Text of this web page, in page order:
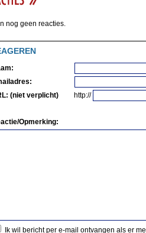
nog geen reacties.
(niet verplicht)
http://
Opmerking:
Ik wil bericht per e-mail ontvangen als er